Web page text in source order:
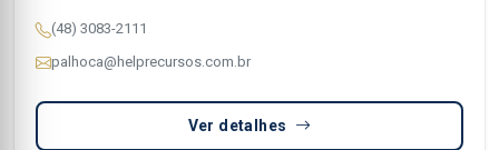
(48) 3083-2111
palhoca@helprecursos.com.br
Ver detalhes